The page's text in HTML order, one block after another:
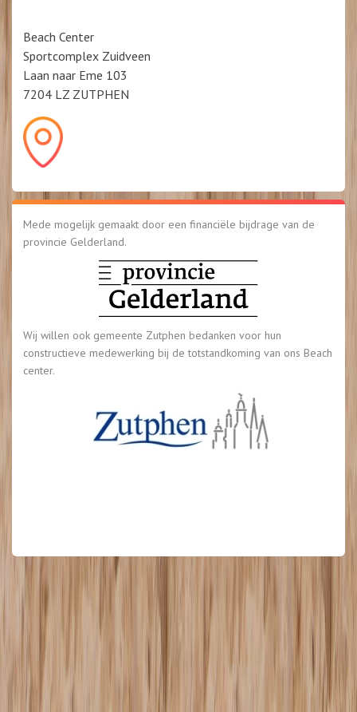
Beach Center
Sportcomplex Zuidveen
Laan naar Eme 103
7204 LZ ZUTPHEN
Mede mogelijk gemaakt door een financiële bijdrage van de
provincie Gelderland.
Wij willen ook gemeente Zutphen bedanken voor hun
constructieve medewerking bij de totstandkoming van ons Beach
center.